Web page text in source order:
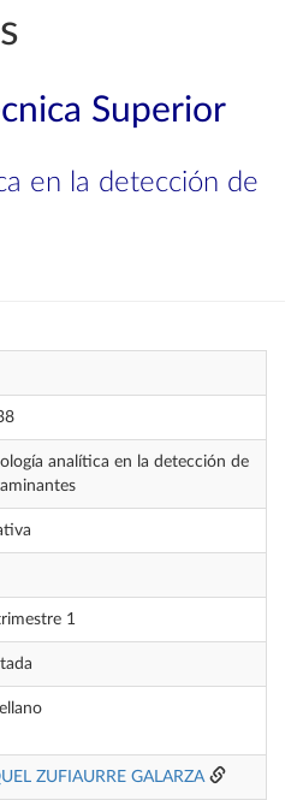
Superior
en la detección de
analítica en la detección de
1
ZUFIAURRE GALARZA